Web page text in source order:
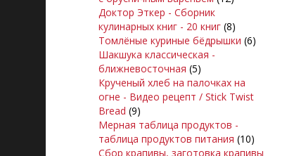
Доктор Эткер - Сборник
кулинарных книг - 20 книг (8)
Томлёные куриные бёдрышки (6)
Шакшука классическая -
ближневосточная (5)
Крученый хлеб на палочках на
огне - Видео рецепт / Stick Twist
Bread (9)
Мерная таблица продуктов -
таблица продуктов питания (10)
Сбор крапивы, заготовка крапивы